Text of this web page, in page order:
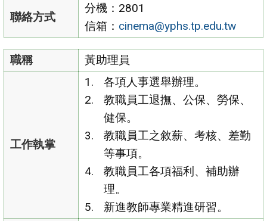
聯絡方式
分機：2801
信箱： cinema@yphs.tp.edu.tw
職稱 黃助理員
工作執掌
各項人事選舉辦理。
教職員工退撫、公保、勞保、
健保。
教職員工之敘薪、考核、差勤
等事項。
教職員工各項福利、補助辦
理。
新進教師專業精進研習。